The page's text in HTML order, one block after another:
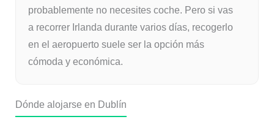
probablemente no necesites coche. Pero si vas
a recorrer Irlanda durante varios días, recogerlo
en el aeropuerto suele ser la opción más
cómoda y económica.
Dónde alojarse en Dublín